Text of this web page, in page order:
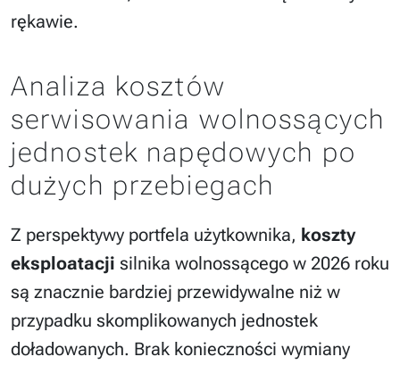
rękawie.
Analiza kosztów
serwisowania wolnossących
jednostek napędowych po
dużych przebiegach
Z perspektywy portfela użytkownika, koszty
eksploatacji silnika wolnossącego w 2026 roku
są znacznie bardziej przewidywalne niż w
przypadku skomplikowanych jednostek
doładowanych. Brak konieczności wymiany